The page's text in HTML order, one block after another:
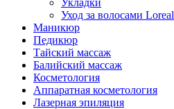
Укладки
Уход за волосами Loreal
Маникюр
Педикюр
Тайский массаж
Балийский массаж
Косметология
Аппаратная косметология
Лазерная эпиляция